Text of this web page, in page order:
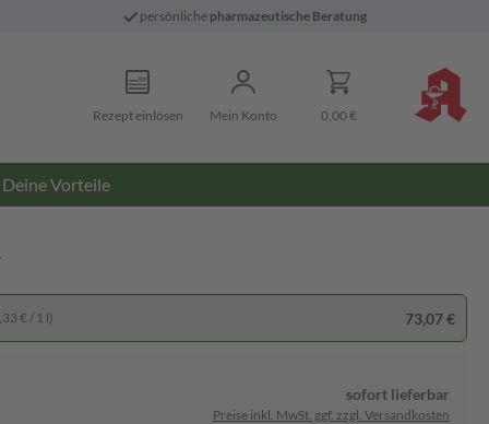
persönliche pharmazeutische Beratung
Rezept einlösen Mein Konto 0,00 €
Deine Vorteile
€ / 1 l) 73,07 €
sofort lieferbar
Preise inkl. MwSt. ggf. zzgl. Versandkosten